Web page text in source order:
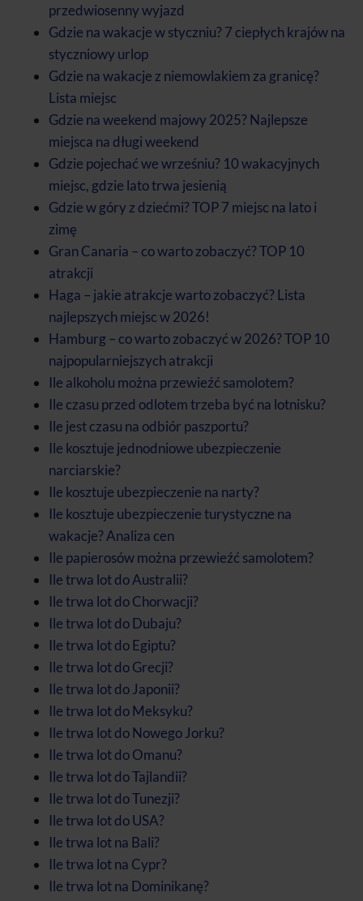
przedwiosenny wyjazd
Gdzie na wakacje w styczniu? 7 ciepłych krajów na
styczniowy urlop
Gdzie na wakacje z niemowlakiem za granicę?
Lista miejsc
Gdzie na weekend majowy 2025? Najlepsze
miejsca na długi weekend
Gdzie pojechać we wrześniu? 10 wakacyjnych
miejsc, gdzie lato trwa jesienią
Gdzie w góry z dziećmi? TOP 7 miejsc na lato i
zimę
Gran Canaria – co warto zobaczyć? TOP 10
atrakcji
Haga – jakie atrakcje warto zobaczyć? Lista
najlepszych miejsc w 2026!
Hamburg – co warto zobaczyć w 2026? TOP 10
najpopularniejszych atrakcji
Ile alkoholu można przewieźć samolotem?
Ile czasu przed odlotem trzeba być na lotnisku?
Ile jest czasu na odbiór paszportu?
Ile kosztuje jednodniowe ubezpieczenie
narciarskie?
Ile kosztuje ubezpieczenie na narty?
Ile kosztuje ubezpieczenie turystyczne na
wakacje? Analiza cen
Ile papierosów można przewieźć samolotem?
Ile trwa lot do Australii?
Ile trwa lot do Chorwacji?
Ile trwa lot do Dubaju?
Ile trwa lot do Egiptu?
Ile trwa lot do Grecji?
Ile trwa lot do Japonii?
Ile trwa lot do Meksyku?
Ile trwa lot do Nowego Jorku?
Ile trwa lot do Omanu?
Ile trwa lot do Tajlandii?
Ile trwa lot do Tunezji?
Ile trwa lot do USA?
Ile trwa lot na Bali?
Ile trwa lot na Cypr?
Ile trwa lot na Dominikanę?